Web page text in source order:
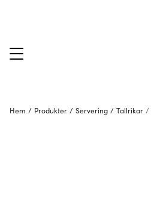
Hem / Produkter / Servering / Tallrikar /